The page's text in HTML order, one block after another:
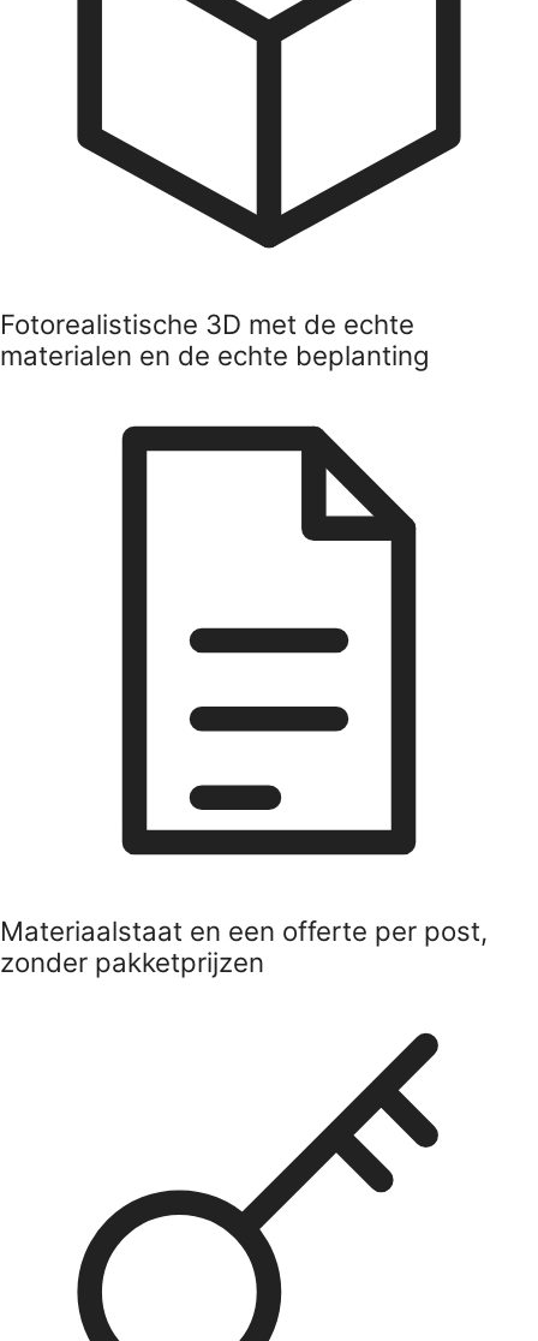
Fotorealistische 3D met de echte
materialen en de echte beplanting
Materiaalstaat en een offerte per post,
zonder pakketprijzen